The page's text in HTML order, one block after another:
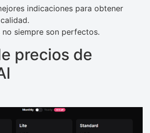
indicaciones para obtener
no siempre son perfectos.
precios de